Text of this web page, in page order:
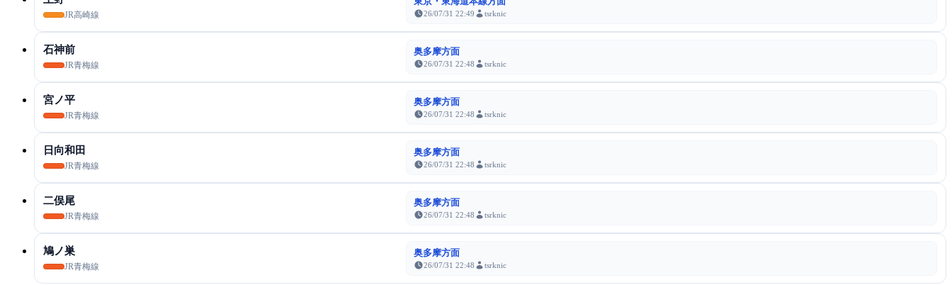
JR高崎線 26/07/31 22:49 tsrknic
石神前
JR青梅線
奥多摩方面
26/07/31 22:48 tsrknic
宮ノ平
JR青梅線
奥多摩方面
26/07/31 22:48 tsrknic
日向和田
JR青梅線
奥多摩方面
26/07/31 22:48 tsrknic
二俣尾
JR青梅線
奥多摩方面
26/07/31 22:48 tsrknic
鳩ノ巣
JR青梅線
奥多摩方面
26/07/31 22:48 tsrknic